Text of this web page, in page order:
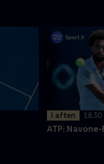
I aften 18.30
ATP: